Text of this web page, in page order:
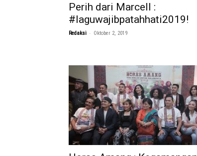
Perih dari Marcell :
#laguwajibpatahhati2019!
Redaksi - Oktober 2, 2019